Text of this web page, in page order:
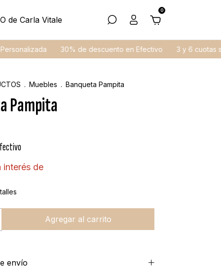
de Carla Vitale
0
30% de descuento en Efectivo 3 y 6 cuotas sin
. Muebles . Banqueta Pampita
Pampita
interés de
envío